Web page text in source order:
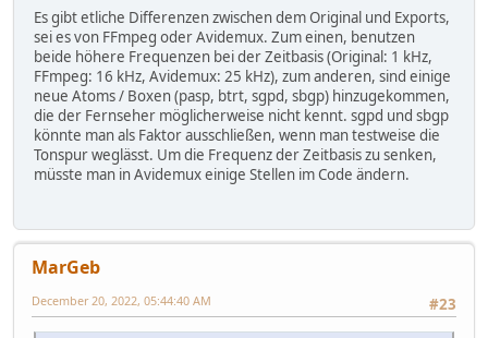
Es gibt etliche Differenzen zwischen dem Original und Exports,
sei es von FFmpeg oder Avidemux. Zum einen, benutzen
beide höhere Frequenzen bei der Zeitbasis (Original: 1 kHz,
FFmpeg: 16 kHz, Avidemux: 25 kHz), zum anderen, sind einige
neue Atoms / Boxen (pasp, btrt, sgpd, sbgp) hinzugekommen,
die der Fernseher möglicherweise nicht kennt. sgpd und sbgp
könnte man als Faktor ausschließen, wenn man testweise die
Tonspur weglässt. Um die Frequenz der Zeitbasis zu senken,
müsste man in Avidemux einige Stellen im Code ändern.
MarGeb
#23
December 20, 2022, 05:44:40 AM